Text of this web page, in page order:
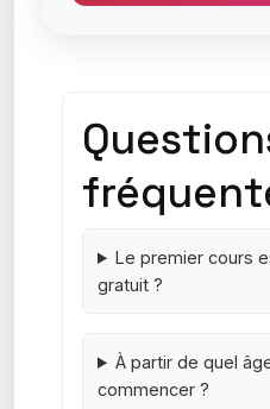
Le premier cours
gratuit ?
À partir de quel
commencer ?